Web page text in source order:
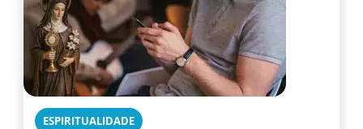
ESPIRITUALIDADE